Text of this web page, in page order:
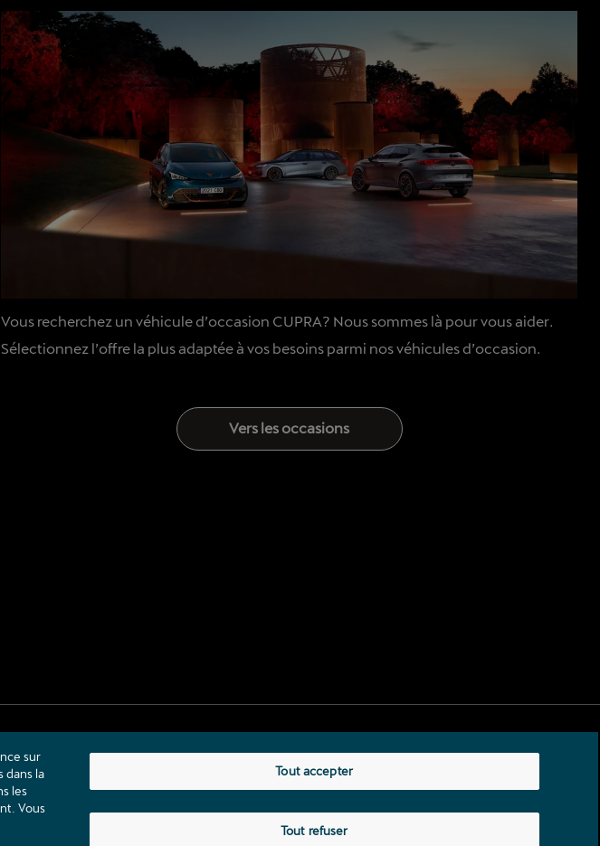
Vous recherchez un véhicule d’occasion CUPRA? Nous sommes là pour vous aider.
Sélectionnez l’offre la plus adaptée à vos besoins parmi nos véhicules d’occasion.
Vers les occasions
sur
dans la
les
Vous
Tout refuser
Tout accepter